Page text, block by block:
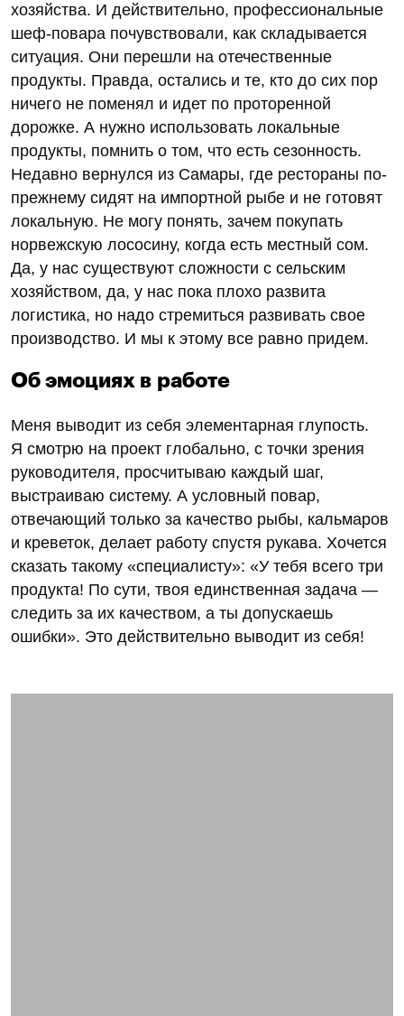
хозяйства. И действительно, профессиональные
шеф-повара почувствовали, как складывается
ситуация. Они перешли на отечественные
продукты. Правда, остались и те, кто до сих пор
ничего не поменял и идет по проторенной
дорожке. А нужно использовать локальные
продукты, помнить о том, что есть сезонность.
Недавно вернулся из Самары, где рестораны по-
прежнему сидят на импортной рыбе и не готовят
локальную. Не могу понять, зачем покупать
норвежскую лососину, когда есть местный сом.
Да, у нас существуют сложности с сельским
хозяйством, да, у нас пока плохо развита
логистика, но надо стремиться развивать свое
производство. И мы к этому все равно придем.
Об эмоциях в работе
Меня выводит из себя элементарная глупость.
Я смотрю на проект глобально, с точки зрения
руководителя, просчитываю каждый шаг,
выстраиваю систему. А условный повар,
отвечающий только за качество рыбы, кальмаров
и креветок, делает работу спустя рукава. Хочется
сказать такому «специалисту»: «У тебя всего три
продукта! По сути, твоя единственная задача —
следить за их качеством, а ты допускаешь
ошибки». Это действительно выводит из себя!